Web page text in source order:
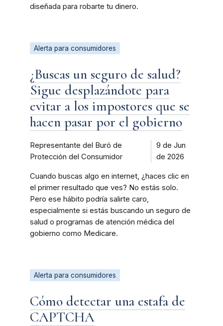
diseñada para robarte tu dinero.
Alerta para consumidores
¿Buscas un seguro de salud?
Sigue desplazándote para
evitar a los impostores que se
hacen pasar por el gobierno
Representante del Buró de
Protección del Consumidor
9 de Jun
de 2026
Cuando buscas algo en internet, ¿haces clic en
el primer resultado que ves? No estás solo.
Pero ese hábito podría salirte caro,
especialmente si estás buscando un seguro de
salud o programas de atención médica del
gobierno como Medicare.
Alerta para consumidores
Cómo detectar una estafa de
CAPTCHA